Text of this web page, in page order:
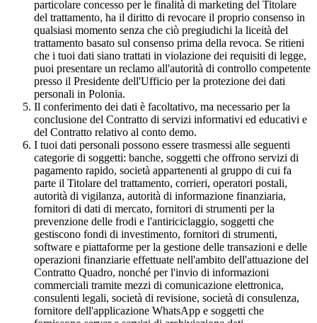
particolare concesso per le finalità di marketing del Titolare
del trattamento, ha il diritto di revocare il proprio consenso in
qualsiasi momento senza che ciò pregiudichi la liceità del
trattamento basato sul consenso prima della revoca. Se ritieni
che i tuoi dati siano trattati in violazione dei requisiti di legge,
puoi presentare un reclamo all'autorità di controllo competente
presso il Presidente dell'Ufficio per la protezione dei dati
personali in Polonia.
Il conferimento dei dati è facoltativo, ma necessario per la
conclusione del Contratto di servizi informativi ed educativi e
del Contratto relativo al conto demo.
I tuoi dati personali possono essere trasmessi alle seguenti
categorie di soggetti: banche, soggetti che offrono servizi di
pagamento rapido, società appartenenti al gruppo di cui fa
parte il Titolare del trattamento, corrieri, operatori postali,
autorità di vigilanza, autorità di informazione finanziaria,
fornitori di dati di mercato, fornitori di strumenti per la
prevenzione delle frodi e l'antiriciclaggio, soggetti che
gestiscono fondi di investimento, fornitori di strumenti,
software e piattaforme per la gestione delle transazioni e delle
operazioni finanziarie effettuate nell'ambito dell'attuazione del
Contratto Quadro, nonché per l'invio di informazioni
commerciali tramite mezzi di comunicazione elettronica,
consulenti legali, società di revisione, società di consulenza,
fornitore dell'applicazione WhatsApp e soggetti che